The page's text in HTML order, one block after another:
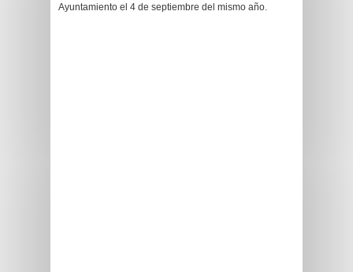
Ayuntamiento el 4 de septiembre del mismo año.